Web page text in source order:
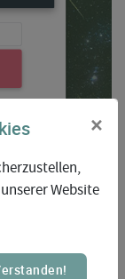
×
Website